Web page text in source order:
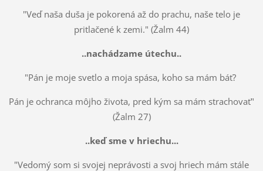
"Veď naša duša je pokorená až do prachu, naše telo je
pritlačené k zemi." (Žalm 44)
..nachádzame útechu..
"Pán je moje svetlo a moja spása, koho sa mám báť?
Pán je ochranca môjho života, pred kým sa mám strachovať"
(Žalm 27)
..keď sme v hriechu...
"Vedomý som si svojej neprávosti a svoj hriech mám stále